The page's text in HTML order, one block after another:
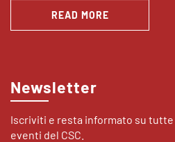
READ MORE
Newsletter
Iscriviti e resta informato su
eventi del CSC.